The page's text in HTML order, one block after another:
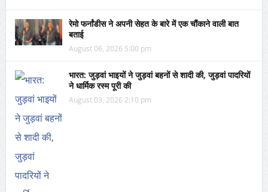
रेमो फर्नांडीस ने अपनी सेहत के बारे में एक चौंकाने वाली बात
बताई
August 06, 2026 5:00 pm
भारत: जुड़वां भाइयों ने जुड़वां बहनों से शादी की, जुड़वां पादरियों
ने धार्मिक रस्म पूरी की
August 03, 2026 2:10 pm